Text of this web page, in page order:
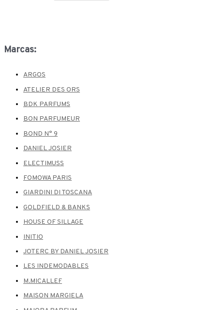
Marcas:
ARGOS
ATELIER DES ORS
BDK PARFUMS
BON PARFUMEUR
BOND N° 9
DANIEL JOSIER
ELECTIMUSS
FOMOWA PARIS
GIARDINI DI TOSCANA
GOLDFIELD & BANKS
HOUSE OF SILLAGE
INITIO
JOTERC BY DANIEL JOSIER
LES INDEMODABLES
M.MICALLEF
MAISON MARGIELA